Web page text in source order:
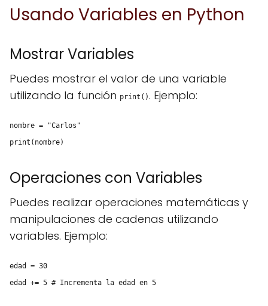
Usando Variables en Python
Mostrar Variables
Puedes mostrar el valor de una variable
utilizando la función print(). Ejemplo:
nombre = "Carlos"
print(nombre)
Operaciones con Variables
Puedes realizar operaciones matemáticas y
manipulaciones de cadenas utilizando
variables. Ejemplo:
edad = 30
edad += 5 # Incrementa la edad en 5